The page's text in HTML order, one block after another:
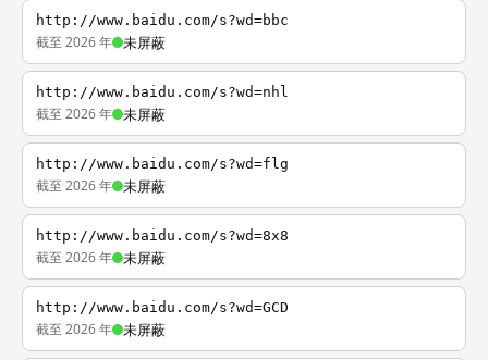
http://www.baidu.com/s?wd=bbc
截至 2026 年 未屏蔽
http://www.baidu.com/s?wd=nhl
截至 2026 年 未屏蔽
http://www.baidu.com/s?wd=flg
截至 2026 年 未屏蔽
http://www.baidu.com/s?wd=8x8
截至 2026 年 未屏蔽
http://www.baidu.com/s?wd=GCD
截至 2026 年 未屏蔽